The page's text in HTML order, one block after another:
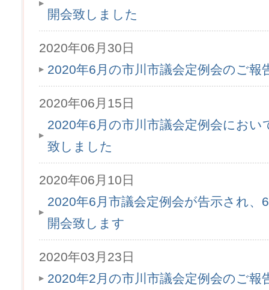
開会致しました
2020年06月30日
2020年6月の市川市議会定例会のご報
2020年06月15日
2020年6月の市川市議会定例会におい
致しました
2020年06月10日
2020年6月市議会定例会が告示され、
開会致します
2020年03月23日
2020年2月の市川市議会定例会のご報